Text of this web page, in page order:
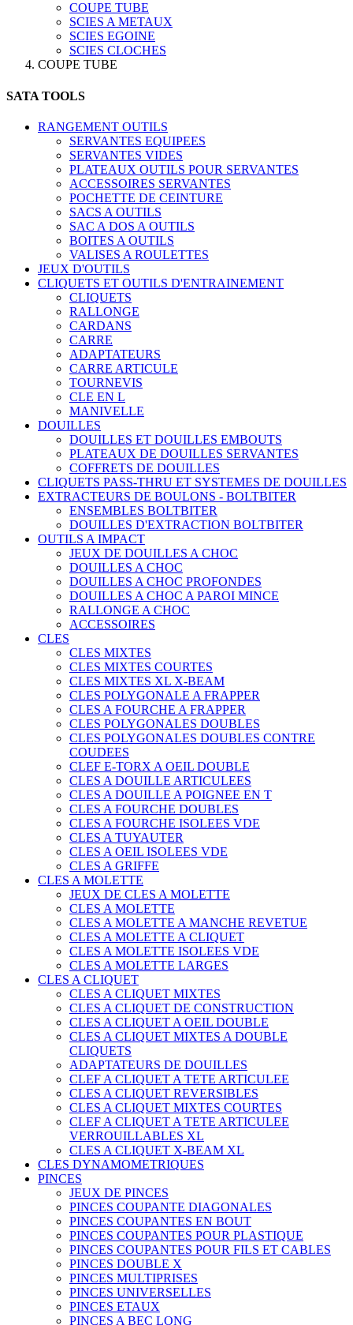
COUPE TUBE
SCIES A METAUX
SCIES EGOINE
SCIES CLOCHES
COUPE TUBE
SATA TOOLS
RANGEMENT OUTILS
SERVANTES EQUIPEES
SERVANTES VIDES
PLATEAUX OUTILS POUR SERVANTES
ACCESSOIRES SERVANTES
POCHETTE DE CEINTURE
SACS A OUTILS
SAC A DOS A OUTILS
BOITES A OUTILS
VALISES A ROULETTES
JEUX D'OUTILS
CLIQUETS ET OUTILS D'ENTRAINEMENT
CLIQUETS
RALLONGE
CARDANS
CARRE
ADAPTATEURS
CARRE ARTICULE
TOURNEVIS
CLE EN L
MANIVELLE
DOUILLES
DOUILLES ET DOUILLES EMBOUTS
PLATEAUX DE DOUILLES SERVANTES
COFFRETS DE DOUILLES
CLIQUETS PASS-THRU ET SYSTEMES DE DOUILLES
EXTRACTEURS DE BOULONS - BOLTBITER
ENSEMBLES BOLTBITER
DOUILLES D'EXTRACTION BOLTBITER
OUTILS A IMPACT
JEUX DE DOUILLES A CHOC
DOUILLES A CHOC
DOUILLES A CHOC PROFONDES
DOUILLES A CHOC A PAROI MINCE
RALLONGE A CHOC
ACCESSOIRES
CLES
CLES MIXTES
CLES MIXTES COURTES
CLES MIXTES XL X-BEAM
CLES POLYGONALE A FRAPPER
CLES A FOURCHE A FRAPPER
CLES POLYGONALES DOUBLES
CLES POLYGONALES DOUBLES CONTRE
COUDEES
CLEF E-TORX A OEIL DOUBLE
CLES A DOUILLE ARTICULEES
CLES A DOUILLE A POIGNEE EN T
CLES A FOURCHE DOUBLES
CLES A FOURCHE ISOLEES VDE
CLES A TUYAUTER
CLES A OEIL ISOLEES VDE
CLES A GRIFFE
CLES A MOLETTE
JEUX DE CLES A MOLETTE
CLES A MOLETTE
CLES A MOLETTE A MANCHE REVETUE
CLES A MOLETTE A CLIQUET
CLES A MOLETTE ISOLEES VDE
CLES A MOLETTE LARGES
CLES A CLIQUET
CLES A CLIQUET MIXTES
CLES A CLIQUET DE CONSTRUCTION
CLES A CLIQUET A OEIL DOUBLE
CLES A CLIQUET MIXTES A DOUBLE
CLIQUETS
ADAPTATEURS DE DOUILLES
CLEF A CLIQUET A TETE ARTICULEE
CLES A CLIQUET REVERSIBLES
CLES A CLIQUET MIXTES COURTES
CLEF A CLIQUET A TETE ARTICULEE
VERROUILLABLES XL
CLES A CLIQUET X-BEAM XL
CLES DYNAMOMETRIQUES
PINCES
JEUX DE PINCES
PINCES COUPANTE DIAGONALES
PINCES COUPANTES EN BOUT
PINCES COUPANTES POUR PLASTIQUE
PINCES COUPANTES POUR FILS ET CABLES
PINCES DOUBLE X
PINCES MULTIPRISES
PINCES UNIVERSELLES
PINCES ETAUX
PINCES A BEC LONG